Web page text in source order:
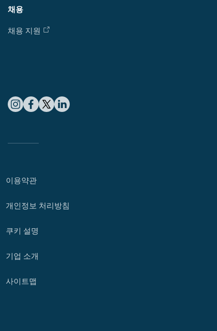
채용
채용 지원
이용약관
개인정보 처리방침
쿠키 설명
기업 소개
사이트맵